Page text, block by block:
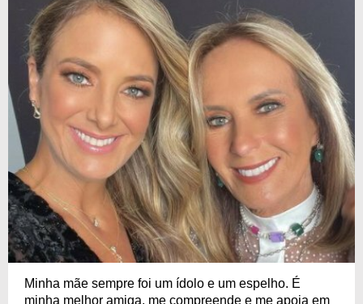
Minha mãe sempre foi um ídolo e um espelho. É
minha melhor amiga, me compreende e me apoia em